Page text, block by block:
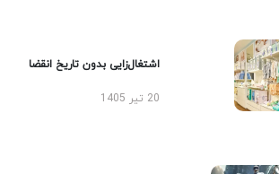
اشتغال‌زایی بدون تاریخ انقضا
20 تیر 1405